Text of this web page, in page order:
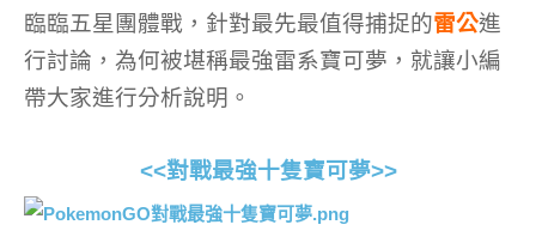
臨臨五星團體戰，針對最先最值得捕捉的雷公進
行討論，為何被堪稱最強雷系寶可夢，就讓小編
帶大家進行分析說明。
<<對戰最強十隻寶可夢>>